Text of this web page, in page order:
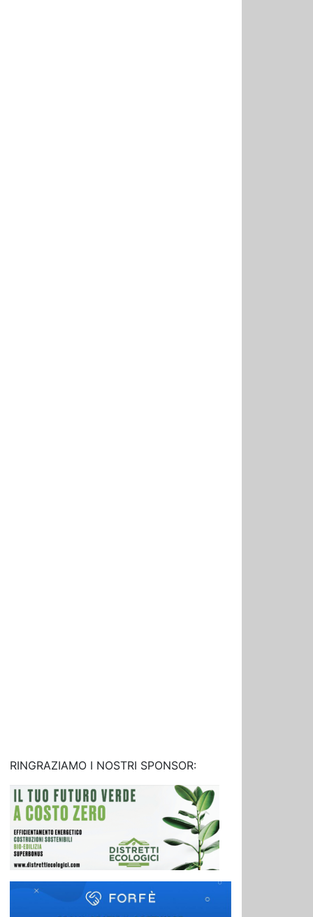
RINGRAZIAMO I NOSTRI SPONSOR: